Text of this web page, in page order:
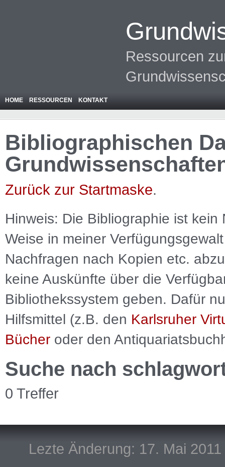
Ressourcen
HOME RESSOURCEN KONTAKT
Bibliographischen
Zurück zur Startmaske.
Hinweis: Die Bibliographie ist kein
Weise in meiner
Nachfragen nach Kopien etc.
keine Auskünfte über die
Bibliothekssystem geben. Dafür
Hilfsmittel (z.B. den Karlsruher
Bücher oder den
Suche nach
0 Treffer
Lezte Änderung: 17. Mai